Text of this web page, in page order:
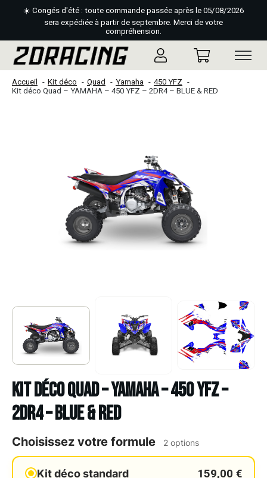
☀️ Congés d'été : toute commande passée après le 05/08/2026
sera expédiée à partir de septembre. Merci de votre
compréhension.
Accueil Kit déco Quad Yamaha
450 YFZ
Kit déco Quad – YAMAHA – 450 YFZ – 2DR4 – BLUE & RED
Kit déco Quad – YAMAHA – 450 YFZ –
2DR4 – BLUE & RED
Choisissez votre formule 2 options
Kit déco standard 159,00 €